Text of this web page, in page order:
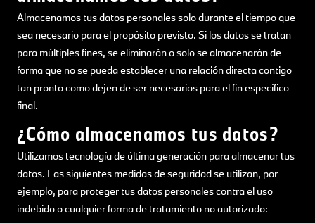
Almacenamos tus datos personales solo durante el tiempo que
sea necesario para el propósito previsto. Si los datos se tratan
para múltiples fines, se eliminarán o solo se almacenarán de
forma que no se pueda establecer una relación directa contigo
tan pronto como dejen de ser necesarios para el fin específico
final.
¿Cómo almacenamos tus datos?
Utilizamos tecnología de última generación para almacenar tus
datos. Las siguientes medidas de seguridad se utilizan, por
ejemplo, para proteger tus datos personales contra el uso
indebido o cualquier forma de tratamiento no autorizado: